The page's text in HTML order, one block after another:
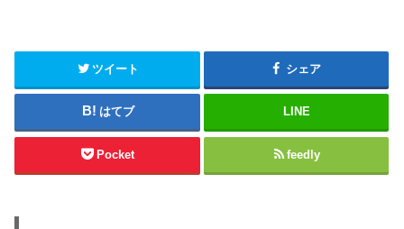
ツイート シェア
はてブ LINE
Pocket feedly